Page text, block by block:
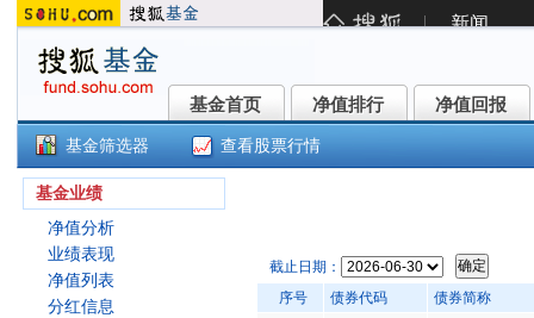
基金首页
基金首页 净值排行
净值排行 净值回报
净值回报
基金筛选器 查看股票行情
基金业绩
净值分析
业绩表现
净值列表
分红信息
截止日期：
序号
债券代码
债券简称